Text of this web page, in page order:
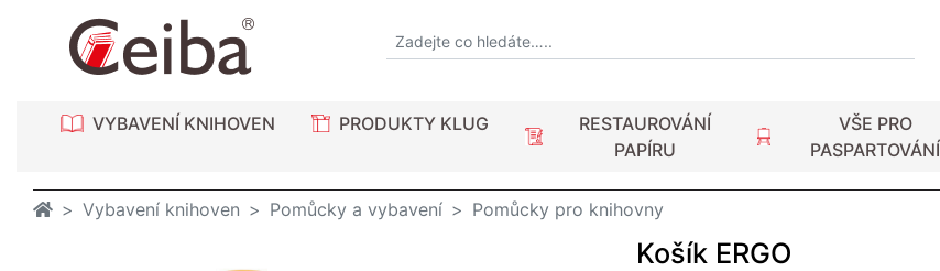
VYBAVENÍ KNIHOVEN PRODUKTY KLUG
RESTAUROVÁNÍ
PAPÍRU
VŠE PRO
PASPARTOVÁNÍ
Vybavení knihoven Pomůcky a vybavení Pomůcky pro knihovny
Košík ERGO